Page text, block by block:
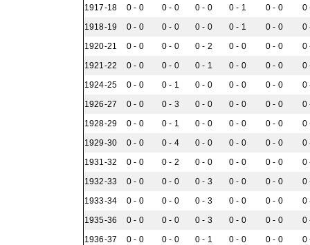
1917-18
0 - 0 0 - 0 0 - 0 0 - 1 0 - 0
0
1918-19
0 - 0 0 - 0 0 - 0 0 - 1 0 - 0
0
1920-21
0 - 0 0 - 0 0 - 2 0 - 0 0 - 0
0
1921-22
0 - 0 0 - 0 0 - 1 0 - 0 0 - 0
0
1924-25
0 - 0 0 - 1 0 - 0 0 - 0 0 - 0
0
1926-27
0 - 0 0 - 3 0 - 0 0 - 0 0 - 0
0
1928-29
0 - 0 0 - 1 0 - 0 0 - 0 0 - 0
0
1929-30
0 - 0 0 - 4 0 - 0 0 - 0 0 - 0
0
1931-32
0 - 0 0 - 2 0 - 0 0 - 0 0 - 0
0
1932-33
0 - 0 0 - 0 0 - 3 0 - 0 0 - 0
0
1933-34
0 - 0 0 - 0 0 - 3 0 - 0 0 - 0
0
1935-36
0 - 0 0 - 0 0 - 3 0 - 0 0 - 0
0
1936-37
0 - 0 0 - 0 0 - 1 0 - 0 0 - 0
0